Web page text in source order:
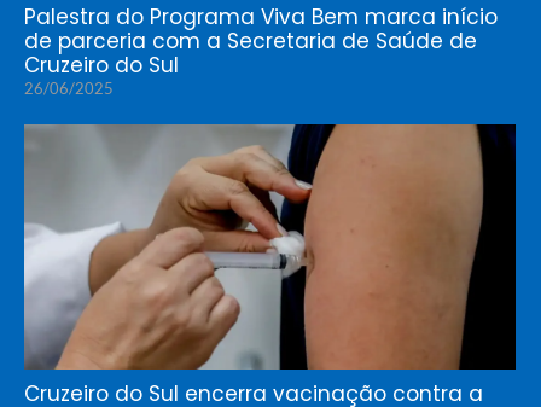
Palestra do Programa Viva Bem marca início
de parceria com a Secretaria de Saúde de
Cruzeiro do Sul
26/06/2025
Cruzeiro do Sul encerra vacinação contra a